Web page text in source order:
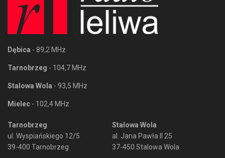
Dębica - 89,2 MHz
Tarnobrzeg - 104,7 MHz
Stalowa Wola - 93,5 MHz
Mielec - 102,4 MHz
Tarnobrzeg
ul. Wyspiańskiego 12/5
39-400 Tarnobrzeg
Stalowa Wola
al. Jana Pawła II 25
37-450 Stalowa Wola